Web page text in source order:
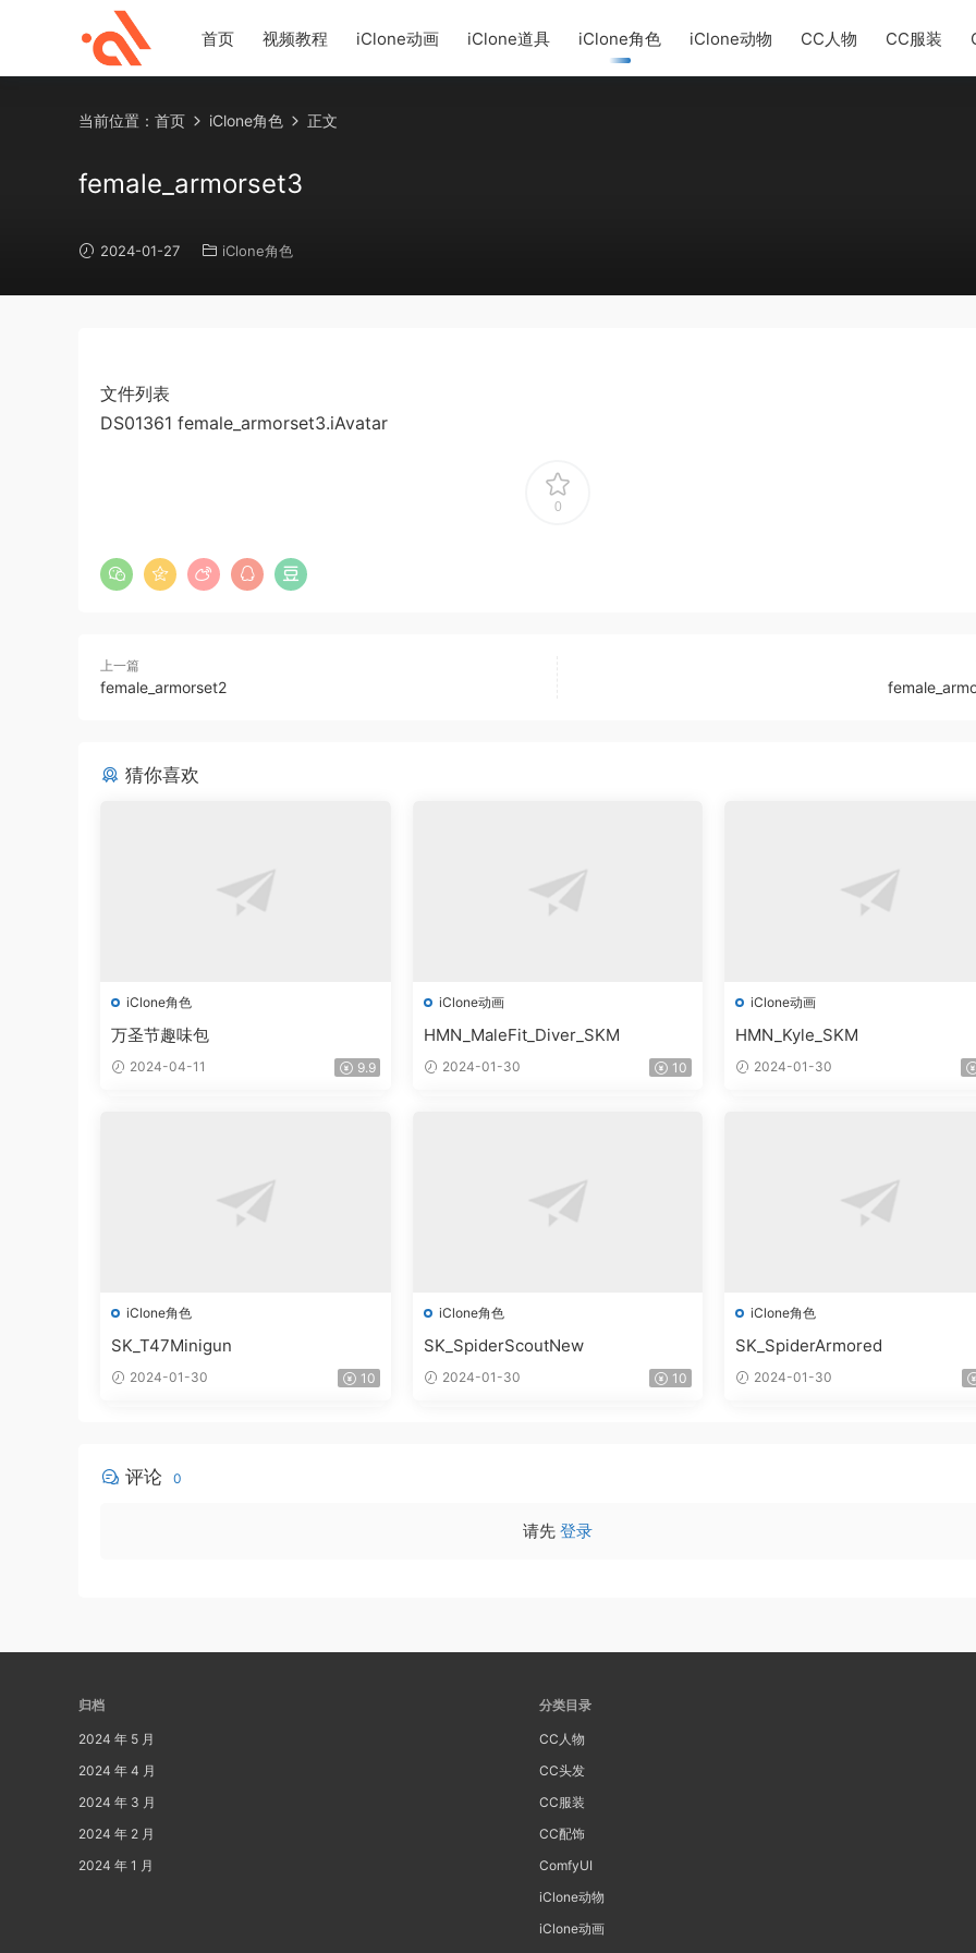
首页 视频教程 iClone动画 iClone道具 iClone角色 iClone动物 CC人物 CC服装
当前位置： 首页 iClone角色 正文
female_armorset3
2024-01-27 iClone角色
文件列表
DS01361 female_armorset3.iAvatar
0
上一篇
female_armorset2
猜你喜欢
iClone角色
万圣节趣味包
2024-04-11 9.9
iClone动画
HMN_MaleFit_Diver_SKM
2024-01-30 10
iClone动画
HMN_Kyle_SKM
2024-01-30
iClone角色
SK_T47Minigun
2024-01-30 10
iClone角色
SK_SpiderScoutNew
2024-01-30 10
iClone角色
SK_SpiderArmored
2024-01-30
评论 0
请先 登录
归档
2024 年 5 月
2024 年 4 月
2024 年 3 月
2024 年 2 月
2024 年 1 月
分类目录
CC人物
CC头发
CC服装
CC配饰
ComfyUI
iClone动物
iClone动画